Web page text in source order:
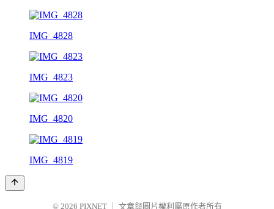
IMG_4828
IMG_4823
IMG_4820
IMG_4819
© 2026 PIXNET 文章與圖片權利屬原作者所有